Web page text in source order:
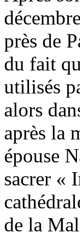
près de
du fait
utilisés
alors
après la
épouse
sacrer «
de la